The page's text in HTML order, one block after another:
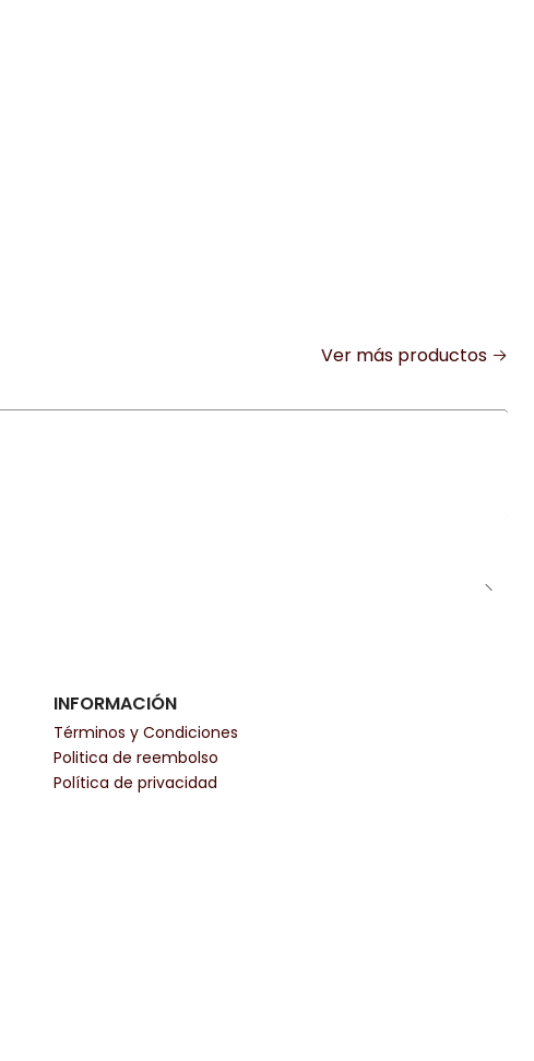
Ver más productos
INFORMACIÓN
Términos y Condiciones
Politica de reembolso
Política de privacidad